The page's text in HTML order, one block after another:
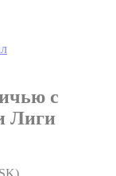
с
Лиги